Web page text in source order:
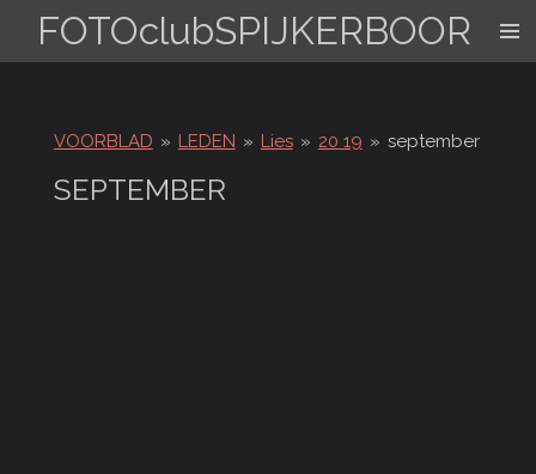
directFOTOclubSPIJKERBOOR
VOORBLAD » LEDEN » Lies » 20 19 » september
SEPTEMBER